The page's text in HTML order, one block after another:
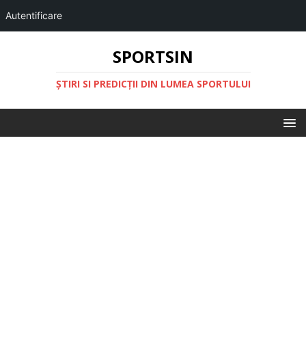
Autentificare
SPORTSIN
ŞTIRI SI PREDICŢII DIN LUMEA SPORTULUI